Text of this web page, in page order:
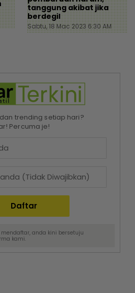
tanggung akibat jika
berdegil
Sabtu, 18 Mac 2023 6:30 AM
trending setiap hari?
Percuma je!
anda kini bersetuju
kami.